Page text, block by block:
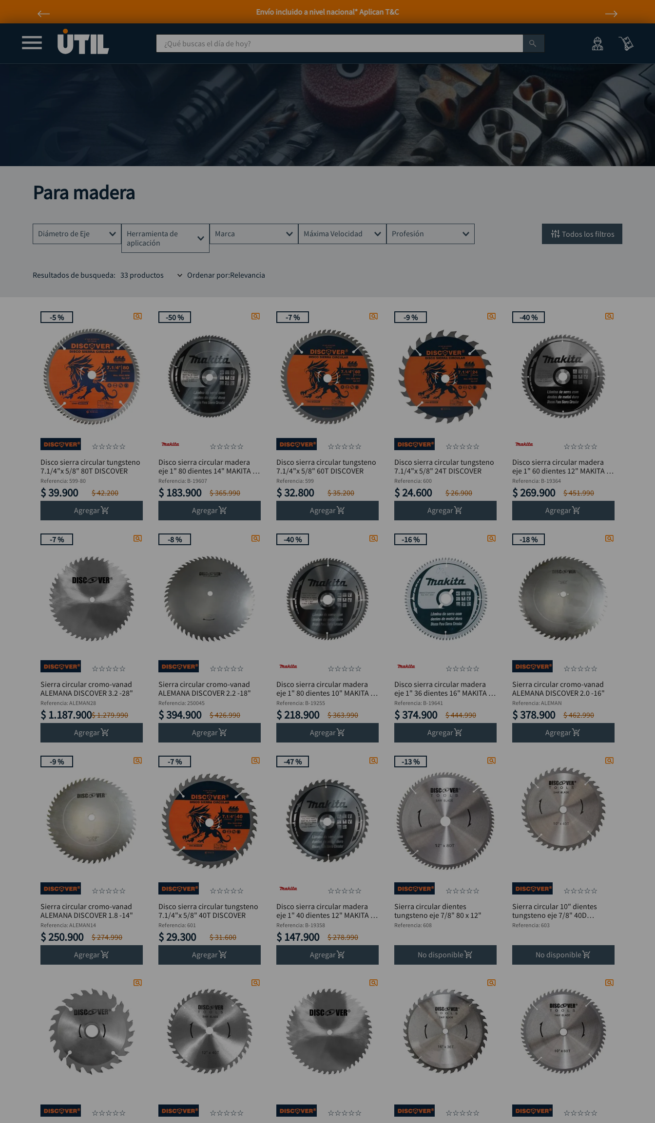
Atención personalizada por WhatsApp
¿Qué buscas el día de hoy?
Para madera
Diámetro de Eje
7/8"
30/25 mm
35mm
30mm
Herramienta de
aplicación
Sierra
Pulidora
Marca
IRWIN
Máxima Velocidad
4.300 RPM
5.000 RPM
4800RPM
3.400 RPM
2.200 RPM
Profesión filtros
Resultados de busqueda: 33 productos Ordenar por Relevancia
-5 %
☆☆☆☆☆
Disco sierra circular tungsteno
7.1/4"x 5/8" 80T DISCOVER
Referencia:599-80
$39.900 $42.200
Agregar
-50 %
☆☆☆☆☆
Disco sierra circular madera
eje 1" 80 dientes 14" MAKITA B-
19607
Referencia: B-19607
$ 183.900 $365.990
Agregar
-7 %
☆☆☆☆☆
Disco sierra circular tungsteno
7.1/4"x 5/8" 60T DISCOVER
Referencia:599
$32.800 $35.200
Agregar
-9 %
☆☆☆☆☆
Disco sierra circular tungsteno
7.1/4"x 5/8" 24T DISCOVER
Referencia: 600
$ 24.600 $26.900
Agregar
-40 %
☆☆☆☆☆
Disco sierra circular madera
eje 1" 60 dientes 12" MAKITA B-
19364
Referencia: B-19364
$ 269.900 $451.990
Agregar
-7 %
☆☆☆☆☆
Sierra circular cromo-vanad
ALEMANA DISCOVER 3.2 -28"
Referencia:ALEMAN28
$ 1.187.900$1.279.990
Agregar
-8 %
☆☆☆☆☆
Sierra circular cromo-vanad
ALEMANA DISCOVER 2.2 -18"
Referencia:250045
$394.900 $426.990
Agregar
-40 %
☆☆☆☆☆
Disco sierra circular madera
eje 1" 80 dientes 10" MAKITA B-
19255
Referencia: B-19255
$ 218.900 $363.990
Agregar
-16 %
☆☆☆☆☆
Disco sierra circular madera
eje 1" 36 dientes 16" MAKITA B-
19641
Referencia: B-19641
$374.900 $444.990
Agregar
-18 %
☆☆☆☆☆
Sierra circular cromo-vanad
ALEMANA DISCOVER 2.0 -16"
Referencia: ALEMAN
$378.900 $462.990
Agregar
-9 %
☆☆☆☆☆
Sierra circular cromo-vanad
ALEMANA DISCOVER 1.8 -14"
Referencia:ALEMAN14
$ 250.900 $274.990
Agregar
-7 %
☆☆☆☆☆
Disco sierra circular tungsteno
7.1/4"x 5/8" 40T DISCOVER
Referencia:601
$ 29.300 $31.600
Agregar
-47 %
☆☆☆☆☆
Disco sierra circular madera
eje 1" 40 dientes 12" MAKITA B-
19358
Referencia: B-19358
$ 147.900 $278.990
Agregar
-13 %
☆☆☆☆☆
Sierra circular dientes
tungsteno eje 7/8" 80 x 12"
Referencia: 608
No disponible
☆☆☆☆☆
Sierra circular 10" dientes
tungsteno eje 7/8" 40D
DISCOVER
Referencia: 603
No disponible
☆☆☆☆☆
☆☆☆☆☆
☆☆☆☆☆
☆☆☆☆☆
☆☆☆☆☆
TÉRMINOS MÁS BUSCADOS
taladros pulidoras
3. compresor
5 . sierra circular
6. hidrolavadora
rodachina